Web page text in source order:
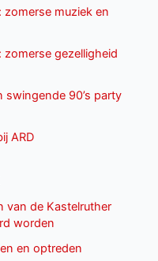
muziek en
gezelligheid
swingende 90’s party
ARD
van de Kastelruther
worden
en optreden